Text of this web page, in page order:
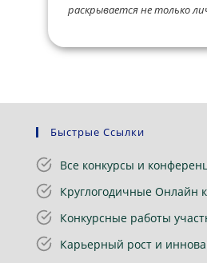
раскрывается не только
Быстрые Ссылки
Все конкурсы и
Круглогодичные Онлайн
Конкурсные работы
Карьерный рост и